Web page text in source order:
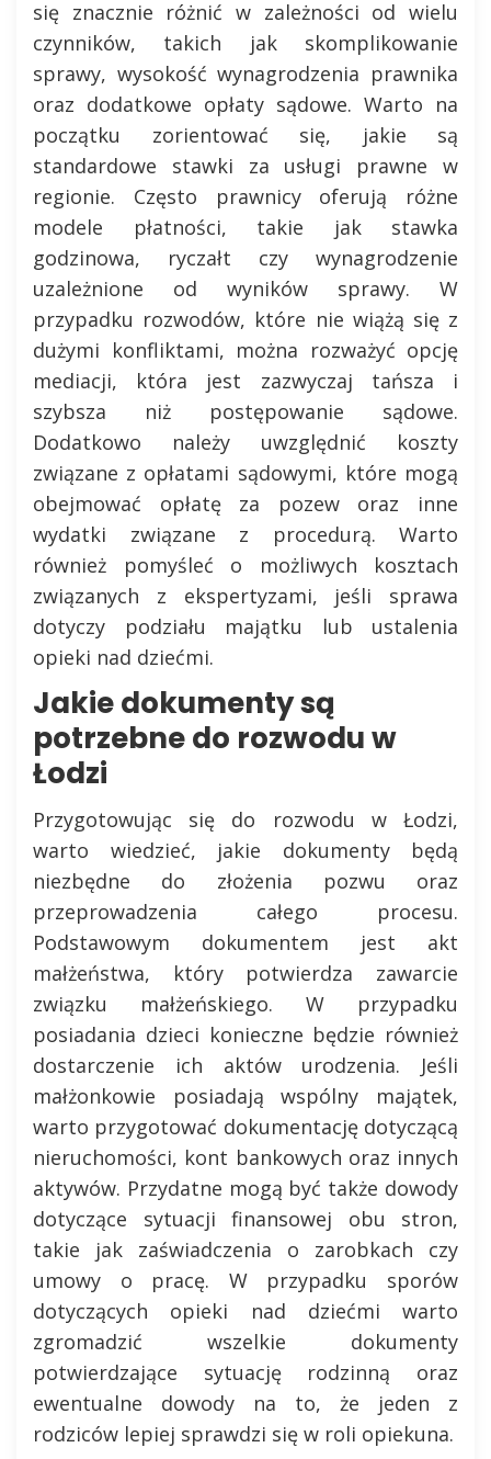
się znacznie różnić w zależności od wielu
czynników, takich jak skomplikowanie
sprawy, wysokość wynagrodzenia prawnika
oraz dodatkowe opłaty sądowe. Warto na
początku zorientować się, jakie są
standardowe stawki za usługi prawne w
regionie. Często prawnicy oferują różne
modele płatności, takie jak stawka
godzinowa, ryczałt czy wynagrodzenie
uzależnione od wyników sprawy. W
przypadku rozwodów, które nie wiążą się z
dużymi konfliktami, można rozważyć opcję
mediacji, która jest zazwyczaj tańsza i
szybsza niż postępowanie sądowe.
Dodatkowo należy uwzględnić koszty
związane z opłatami sądowymi, które mogą
obejmować opłatę za pozew oraz inne
wydatki związane z procedurą. Warto
również pomyśleć o możliwych kosztach
związanych z ekspertyzami, jeśli sprawa
dotyczy podziału majątku lub ustalenia
opieki nad dziećmi.
Jakie dokumenty są
potrzebne do rozwodu w
Łodzi
Przygotowując się do rozwodu w Łodzi,
warto wiedzieć, jakie dokumenty będą
niezbędne do złożenia pozwu oraz
przeprowadzenia całego procesu.
Podstawowym dokumentem jest akt
małżeństwa, który potwierdza zawarcie
związku małżeńskiego. W przypadku
posiadania dzieci konieczne będzie również
dostarczenie ich aktów urodzenia. Jeśli
małżonkowie posiadają wspólny majątek,
warto przygotować dokumentację dotyczącą
nieruchomości, kont bankowych oraz innych
aktywów. Przydatne mogą być także dowody
dotyczące sytuacji finansowej obu stron,
takie jak zaświadczenia o zarobkach czy
umowy o pracę. W przypadku sporów
dotyczących opieki nad dziećmi warto
zgromadzić wszelkie dokumenty
potwierdzające sytuację rodzinną oraz
ewentualne dowody na to, że jeden z
rodziców lepiej sprawdzi się w roli opiekuna.